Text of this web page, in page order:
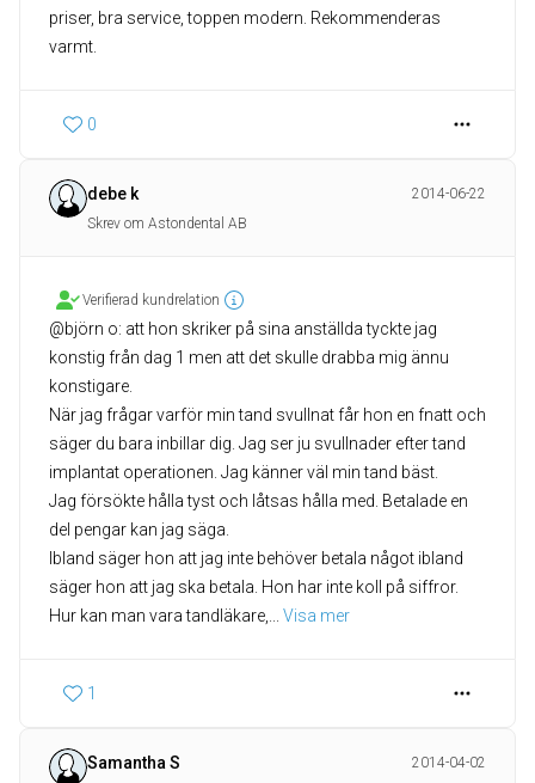
priser, bra service, toppen modern. Rekommenderas
varmt.
0
debe k
2014-06-22
Skrev om Astondental AB
Verifierad kundrelation
@björn o: att hon skriker på sina anställda tyckte jag
konstig från dag 1 men att det skulle drabba mig ännu
konstigare.
När jag frågar varför min tand svullnat får hon en fnatt och
säger du bara inbillar dig. Jag ser ju svullnader efter tand
implantat operationen. Jag känner väl min tand bäst.
Jag försökte hålla tyst och låtsas hålla med. Betalade en
del pengar kan jag säga.
Ibland säger hon att jag inte behöver betala något ibland
säger hon att jag ska betala. Hon har inte koll på siffror.
Hur kan man vara tandläkare,
Visa mer
1
Samantha S
2014-04-02